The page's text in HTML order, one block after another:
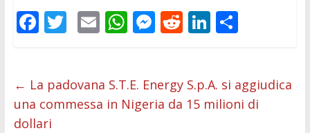
F
b
o
T
er
E
l
W
s
A
M
e
n
R
di
t
Li
e
dI
C
di
vi
← La padovana S.T.E. Energy S.p.A. si aggiudica
una commessa in Nigeria da 15 milioni di
dollari